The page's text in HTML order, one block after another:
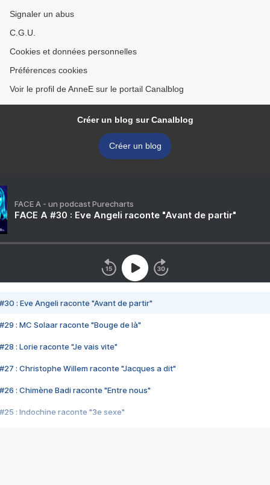
Signaler un abus
C.G.U.
Cookies et données personnelles
Préférences cookies
Voir le profil de AnneE sur le portail Canalblog
Créer un blog sur Canalblog
Créer un blog
FACE A - un podcast Purecharts
FACE A #30 : Eve Angeli raconte "Avant de partir"
#30 : Eve Angeli raconte "Avant de partir"
#29 : MC Solaar raconte "Bouge de là"
#28 : Lorie raconte "Je vais vite"
#27 : Christophe Willem raconte "Jacques a dit"
#26 : Chimène Badi raconte "Entre nous"
#25 : Indochine raconte "3e sexe"